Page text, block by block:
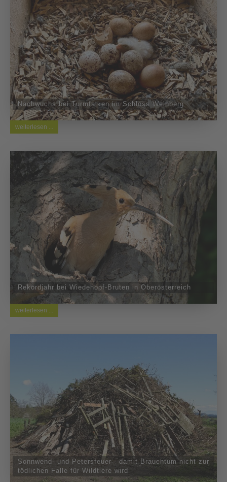
Nachwuchs bei Turmfalken im Schloss Weinberg
weiterlesen ...
Rekordjahr bei Wiedehopf-Bruten in Oberösterreich
weiterlesen ...
Sonnwend- und Petersfeuer - damit Brauchtum nicht zur
tödlichen Falle für Wildtiere wird